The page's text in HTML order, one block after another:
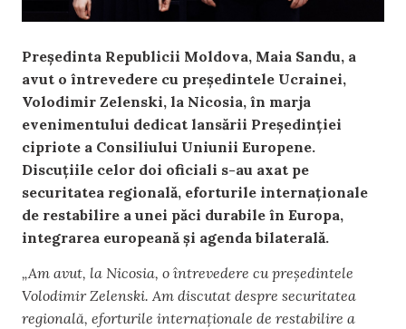
Președinta Republicii Moldova, Maia Sandu, a
avut o întrevedere cu președintele Ucrainei,
Volodimir Zelenski, la Nicosia, în marja
evenimentului dedicat lansării Președinției
cipriote a Consiliului Uniunii Europene.
Discuțiile celor doi oficiali s-au axat pe
securitatea regională, eforturile internaționale
de restabilire a unei păci durabile în Europa,
integrarea europeană și agenda bilaterală.
„Am avut, la Nicosia, o întrevedere cu președintele
Volodimir Zelenski. Am discutat despre securitatea
regională, eforturile internaționale de restabilire a